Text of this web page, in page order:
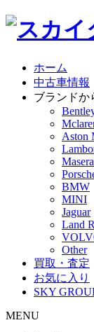
ホーム
中古車情報
ブランドか
Aston
BMW
MINI
Jaguar
Land
Other
買取・査定
お気に入り
SKY
MENU